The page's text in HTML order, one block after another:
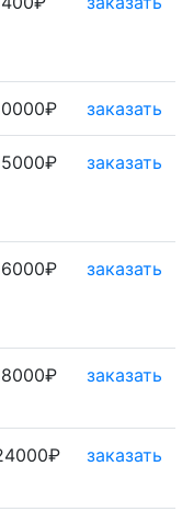
заказать
заказать
заказать
заказать
заказать